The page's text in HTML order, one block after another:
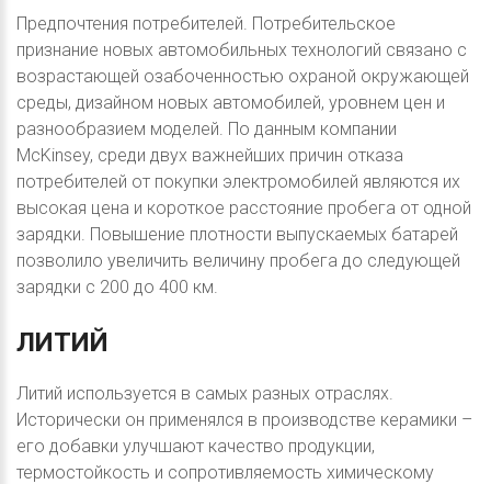
Предпочтения потребителей. Потребительское
признание новых автомобильных технологий связано с
возрастающей озабоченностью охраной окружающей
среды, дизайном новых автомобилей, уровнем цен и
разнообразием моделей. По данным компании
McKinsey, среди двух важнейших причин отказа
потребителей от покупки электромобилей являются их
высокая цена и короткое расстояние пробега от одной
зарядки. Повышение плотности выпускаемых батарей
позволило увеличить величину пробега до следующей
зарядки с 200 до 400 км.
ЛИТИЙ
Литий используется в самых разных отраслях.
Исторически он применялся в производстве керамики –
его добавки улучшают качество продукции,
термостойкость и сопротивляемость химическому